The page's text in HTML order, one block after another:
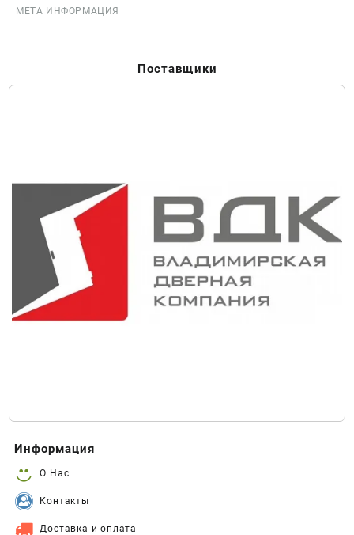
МЕТА ИНФОРМАЦИЯ
Поставщики
Информация
О Нас
Контакты
Доставка и оплата